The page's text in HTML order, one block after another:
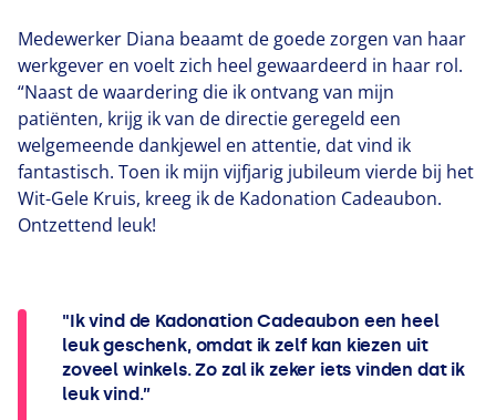
Medewerker Diana beaamt de goede zorgen van haar
werkgever en voelt zich heel gewaardeerd in haar rol.
“Naast de waardering die ik ontvang van mijn
patiënten, krijg ik van de directie geregeld een
welgemeende dankjewel en attentie, dat vind ik
fantastisch. Toen ik mijn vijfjarig jubileum vierde bij het
Wit-Gele Kruis, kreeg ik de Kadonation Cadeaubon.
Ontzettend leuk!
"Ik vind de Kadonation Cadeaubon een heel
leuk geschenk, omdat ik zelf kan kiezen uit
zoveel winkels. Zo zal ik zeker iets vinden dat ik
leuk vind.”